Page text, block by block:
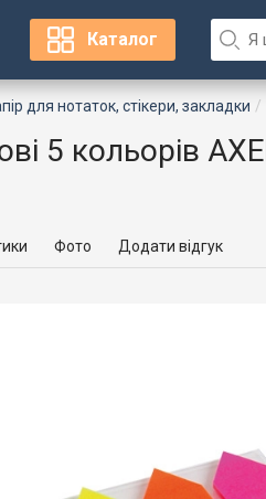
Каталог
для нотаток, стікери, закладки
5 кольорів
Фото Додати відгук